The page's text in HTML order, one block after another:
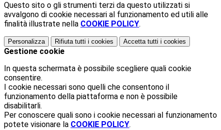
Questo sito o gli strumenti terzi da questo utilizzati si
avvalgono di cookie necessari al funzionamento ed utili alle
finalità illustrate nella COOKIE POLICY.
Personalizza Rifiuta tutti i cookies Accetta tutti i cookies
Gestione cookie
In questa schermata è possibile scegliere quali cookie
consentire.
I cookie necessari sono quelli che consentono il
funzionamento della piattaforma e non è possibile
disabilitarli.
Per conoscere quali sono i cookie necessari al funzionamento
potete visionare la COOKIE POLICY.